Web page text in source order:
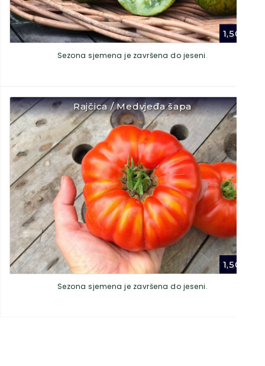
1,50
Sezona sjemena je završena do jeseni.
Rajčica / Medvjeđa šapa
1,50
Sezona sjemena je završena do jeseni.